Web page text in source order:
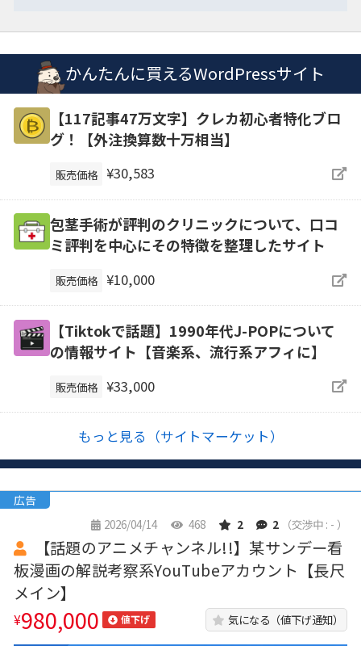
かんたんに買えるWordPressサイト
【117記事47万文字】クレカ初心者特化ブロ
グ！【外注換算数十万相当】
販売価格 ¥30,583
包茎手術が評判のクリニックについて、口コ
ミ評判を中心にその特徴を整理したサイト
販売価格 ¥10,000
【Tiktokで話題】1990年代J-POPについて
の情報サイト【音楽系、流行系アフィに】
販売価格 ¥33,000
もっと見る（サイトマーケット）
広告
2026/04/14
468 2 2 （交渉中 : - ）
【話題のアニメチャンネル!!】某サンデー看
板漫画の解説考察系YouTubeアカウント【長尺
メイン】
¥980,000 値下げ 気になる（値下げ通知）